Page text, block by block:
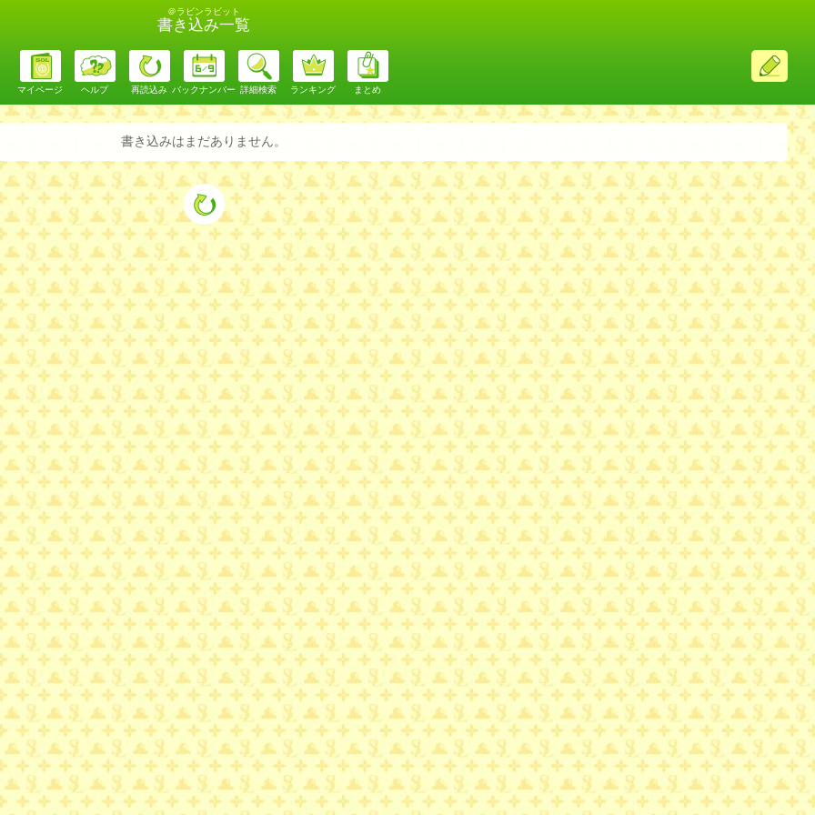
＠ラビンラビット
書き込み一覧
ス
レ
投
マイページ ヘルプ 再読込み バックナンバー 詳細検索 ランキング まとめ
書き込みはまだありません。